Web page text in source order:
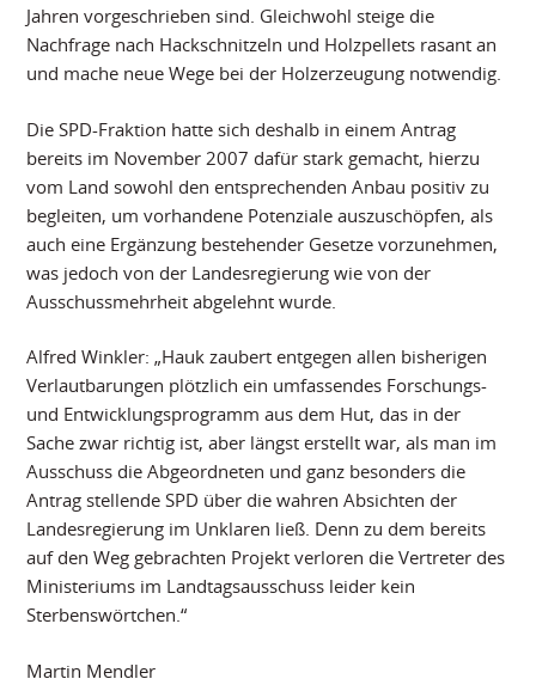
Jahren vorgeschrieben sind. Gleichwohl steige die
Nachfrage nach Hackschnitzeln und Holzpellets rasant an
und mache neue Wege bei der Holzerzeugung notwendig.
Die SPD-Fraktion hatte sich deshalb in einem Antrag
bereits im November 2007 dafür stark gemacht, hierzu
vom Land sowohl den entsprechenden Anbau positiv zu
begleiten, um vorhandene Potenziale auszuschöpfen, als
auch eine Ergänzung bestehender Gesetze vorzunehmen,
was jedoch von der Landesregierung wie von der
Ausschussmehrheit abgelehnt wurde.
Alfred Winkler: „Hauk zaubert entgegen allen bisherigen
Verlautbarungen plötzlich ein umfassendes Forschungs-
und Entwicklungsprogramm aus dem Hut, das in der
Sache zwar richtig ist, aber längst erstellt war, als man im
Ausschuss die Abgeordneten und ganz besonders die
Antrag stellende SPD über die wahren Absichten der
Landesregierung im Unklaren ließ. Denn zu dem bereits
auf den Weg gebrachten Projekt verloren die Vertreter des
Ministeriums im Landtagsausschuss leider kein
Sterbenswörtchen.“
Martin Mendler